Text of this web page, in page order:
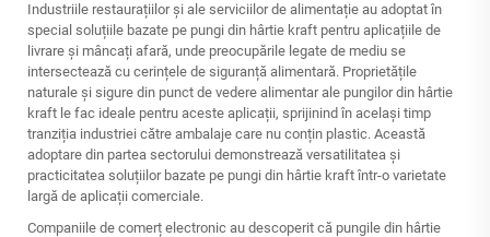
Industriile restaurațiilor și ale serviciilor de alimentație au adoptat în
special soluțiile bazate pe pungi din hârtie kraft pentru aplicațiile de
livrare și mâncați afară, unde preocupările legate de mediu se
intersectează cu cerințele de siguranță alimentară. Proprietățile
naturale și sigure din punct de vedere alimentar ale pungilor din hârtie
kraft le fac ideale pentru aceste aplicații, sprijinind în același timp
tranziția industriei către ambalaje care nu conțin plastic. Această
adoptare din partea sectorului demonstrează versatilitatea și
practicitatea soluțiilor bazate pe pungi din hârtie kraft într-o varietate
largă de aplicații comerciale.
Companiile de comerț electronic au descoperit că pungile din hârtie